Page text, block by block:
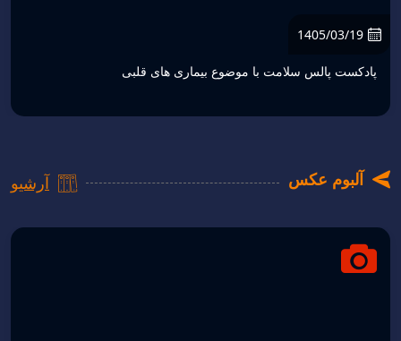
1405/03/19
پادکست پالس سلامت با موضوع بیماری های قلبی
آلبوم عکس آرشیو